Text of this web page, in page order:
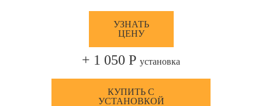
УЗНАТЬ
ЦЕНУ
+ 1 050 Р установка
КУПИТЬ С
УСТАНОВКОЙ